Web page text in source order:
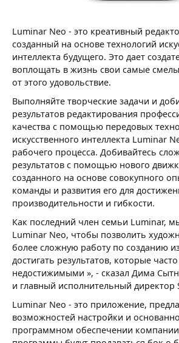
Luminar Neo - это креативный
созданный на основе технологий
интеллекта будущего. Это дает
воплощать в жизнь свои самые
от этого удовольствие.
Выполняйте творческие задачи и
результатов редактирования
качества с помощью передовых
искусственного интеллекта Luminar
рабочего процесса. Добивайтесь
результатов с помощью нового
созданного на основе совокупного
команды и развития его для
производительности и гибкости.
Как последний член семьи Luminar,
Luminar Neo, чтобы позволить
более сложную работу по созданию
достигать результатов, которые
недостижимыми », - сказал Дима
и главный исполнительный директор
Luminar Neo - это приложение,
возможностей настройки и
программном обеспечении